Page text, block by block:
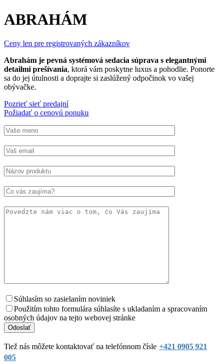
ABRAHÁM
Ceny len pre registrovaných zákazníkov
Abrahám je pevná systémová sedacia súprava s elegantnými
detailmi prešívania, ktorá vám poskytne luxus a pohodlie. Ponorte
sa do jej útulnosti a doprajte si zaslúžený odpočinok vo vašej
obývačke.
Pozrieť sieť predajní
Požiadať o cenovú ponuku
Súhlasím so zasielaním noviniek
Použitím tohto formulára súhlasíte s ukladaním a spracovaním
osobných údajov na tejto webovej stránke
Tiež nás môžete kontaktovať na telefónnom čísle +421 0905 921
005